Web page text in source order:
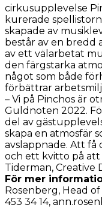
cirkusupplevelse
kurerade
skapade av
består av en bredd
av ett välarbetat
den färgstarka
något som både
förbättrar
– Vi på Pinchos är
Guldnoten 2022.
del av
skapa en atmosfär
avslappnade. Att få
och ett kvitto på att
Tiderman, Creative
För mer
Rosenberg, Head
453 34 14,